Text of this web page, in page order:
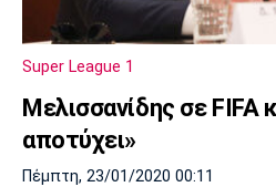
Super League 1
Μελισσανίδης σε FIFA
αποτύχει»
Πέμπτη, 23/01/2020 00:11